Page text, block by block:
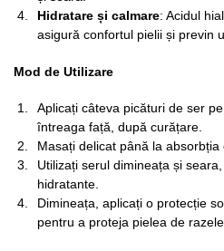
Hidratare și calmare: Acidul
asigură confortul pielii și previn
Mod de Utilizare
Aplicați câteva picături de ser
întreaga față, după curățare.
Masați delicat până la absorbția
Utilizați serul dimineața și
hidratante.
Dimineața, aplicați o protecție
pentru a proteja pielea de